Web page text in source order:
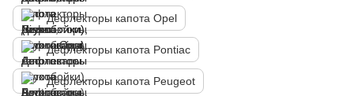
Дефлекторы капота Opel
Дефлекторы капота Pontiac
Дефлекторы капота Peugeot